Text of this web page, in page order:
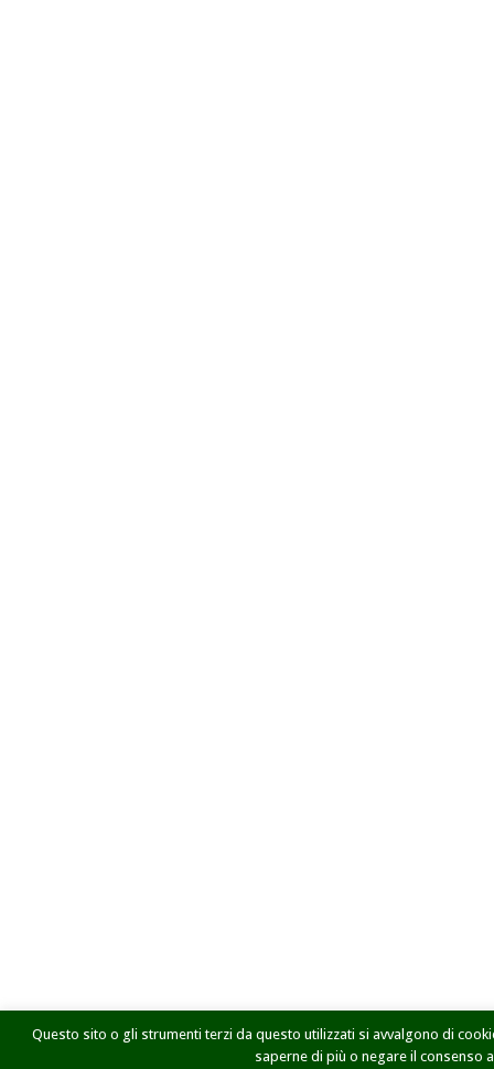
Questo sito o gli strumenti terzi da questo utilizzati si avvalgono di
saperne di più o negare il consenso